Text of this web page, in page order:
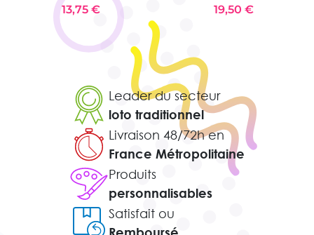
13,75 €
19,50 €
Leader du secteur
loto traditionnel
Livraison 48/72h en
France Métropolitaine
Produits
personnalisables
Satisfait ou